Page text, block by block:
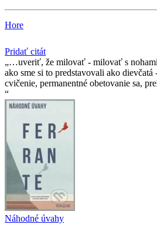
Hore
Pridať citát
…uveriť, že milovať - milovať s nohami
ako sme si to predstavovali ako dievčatá
cvičenie, permanentné obetovanie sa,
Náhodné úvahy